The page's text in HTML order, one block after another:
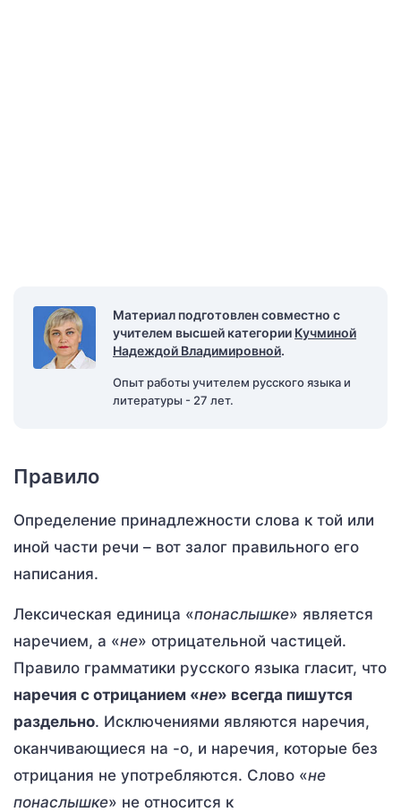
Материал подготовлен совместно с
учителем высшей категории Кучминой
Надеждой Владимировной.
Опыт работы учителем русского языка и
литературы - 27 лет.
Правило
Определение принадлежности слова к той или
иной части речи – вот залог правильного его
написания.
Лексическая единица «понаслышке» является
наречием, а «не» отрицательной частицей.
Правило грамматики русского языка гласит, что
наречия с отрицанием «не» всегда пишутся
раздельно. Исключениями являются наречия,
оканчивающиеся на -о, и наречия, которые без
отрицания не употребляются. Слово «не
понаслышке» не относится к